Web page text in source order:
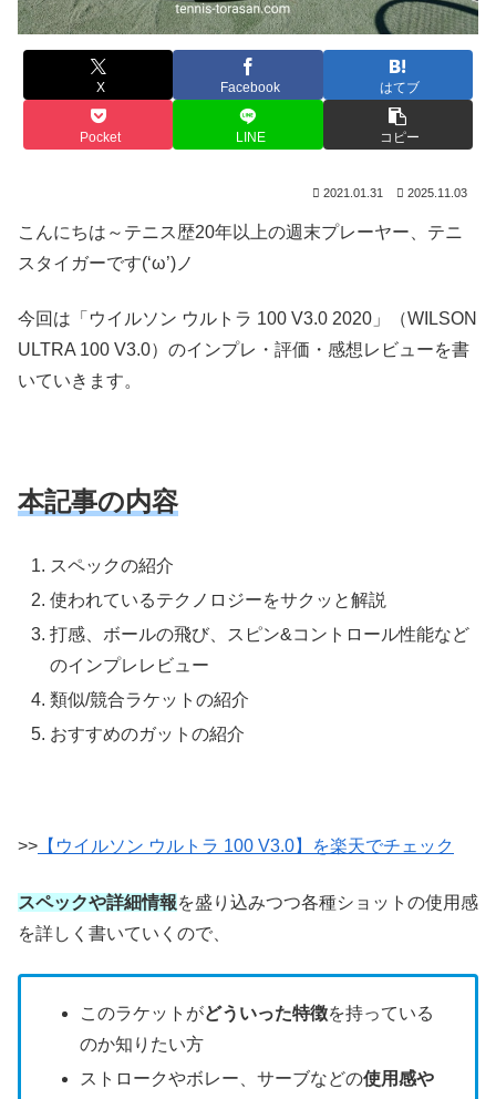
X Facebook はてブ
Pocket LINE コピー
2021.01.31 2025.11.03
こんにちは～テニス歴20年以上の週末プレーヤー、テニ
スタイガーです(‘ω’)ノ
今回は「ウイルソン ウルトラ 100 V3.0 2020」（WILSON
ULTRA 100 V3.0）のインプレ・評価・感想レビューを書
いていきます。
本記事の内容
スペックの紹介
使われているテクノロジーをサクッと解説
打感、ボールの飛び、スピン&コントロール性能など
のインプレレビュー
類似/競合ラケットの紹介
おすすめのガットの紹介
>> 【ウイルソン ウルトラ 100 V3.0】を楽天でチェック
スペックや詳細情報を盛り込みつつ各種ショットの使用感
を詳しく書いていくので、
このラケットがどういった特徴を持っている
のか知りたい方
ストロークやボレー、サーブなどの使用感や